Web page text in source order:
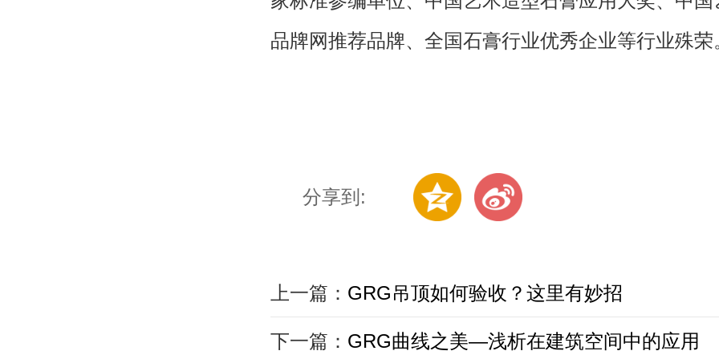
品牌网推荐品牌、全国石膏行业优秀企业等行业殊荣
分享到:
上一篇： GRG吊顶如何验收？这里有妙招
下一篇： GRG曲线之美—浅析在建筑空间中的应用